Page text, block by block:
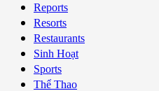
Reports
Resorts
Restaurants
Sinh Hoạt
Sports
Thể Thao